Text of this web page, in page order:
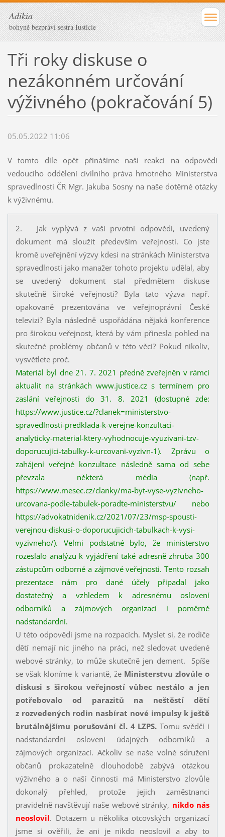
Adikia
bohyně bezpráví sestra Iusticie
Tři roky diskuse o
nezákonném určování
výživného (pokračování 5)
05.05.2022 11:06
V tomto díle opět přinášíme naší reakci na odpovědi
vedoucího oddělení civilního práva hmotného Ministerstva
spravedlnosti ČR Mgr. Jakuba Sosny na naše dotěrné otázky
k výživnému.
2. Jak vyplývá z vaší prvotní odpovědi, uvedený
dokument má sloužit především veřejnosti. Co jste
kromě uveřejnění výzvy kdesi na stránkách Ministerstva
spravedlnosti jako manažer tohoto projektu udělal, aby
se uvedený dokument stal předmětem diskuse
skutečně široké veřejnosti? Byla tato výzva např.
opakovaně prezentována ve veřejnoprávní České
televizi? Byla následně uspořádána nějaká konference
pro širokou veřejnost, která by vám přinesla pohled na
skutečné problémy občanů v této věci? Pokud nikoliv,
vysvětlete proč.
Materiál byl dne 21. 7. 2021 předně zveřejněn v rámci
aktualit na stránkách www.justice.cz s termínem pro
zaslání veřejnosti do 31. 8. 2021 (dostupné zde:
https://www.justice.cz/?clanek=ministerstvo-
spravedlnosti-predklada-k-verejne-konzultaci-
analyticky-material-ktery-vyhodnocuje-vyuzivani-tzv-
doporucujici-tabulky-k-urcovani-vyzivn-1). Zprávu o
zahájení veřejné konzultace následně sama od sebe
převzala některá média (např.
https://www.mesec.cz/clanky/ma-byt-vyse-vyzivneho-
urcovana-podle-tabulek-poradte-ministerstvu/ nebo
https://advokatnidenik.cz/2021/07/23/msp-spousti-
verejnou-diskusi-o-doporucujicich-tabulkach-k-vysi-
vyzivneho/). Velmi podstatné bylo, že ministerstvo
rozeslalo analýzu k vyjádření také adresně zhruba 300
zástupcům odborné a zájmové veřejnosti. Tento rozsah
prezentace nám pro dané účely připadal jako
dostatečný a vzhledem k adresnému oslovení
odborníků a zájmových organizací i poměrně
nadstandardní.
U této odpovědi jsme na rozpacích. Myslet si, že rodiče
dětí nemají nic jiného na práci, než sledovat uvedené
webové stránky, to může skutečně jen dement. Spíše
se však kloníme k variantě, že Ministerstvu zlovůle o
diskusi s širokou veřejností vůbec nestálo a jen
potřebovalo od parazitů na neštěstí dětí
z rozvedených rodin nasbírat nové impulsy k ještě
brutálnějšímu porušování čl. 4 LZPS. Tomu svědčí i
nadstandardní oslovení údajných odborníků a
zájmových organizací. Ačkoliv se naše volné sdružení
občanů prokazatelně dlouhodobě zabývá otázkou
výživného a o naší činnosti má Ministerstvo zlovůle
dokonalý přehled, protože jejich zaměstnanci
pravidelně navštěvují naše webové stránky, nikdo nás
neoslovil. Dotazem u několika otcovských organizací
jsme si ověřili, že ani je nikdo neoslovil a aby to